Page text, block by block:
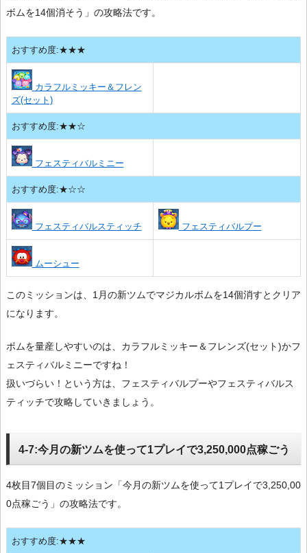
ボムを14個消そう」の攻略法です。
おすすめ度:★★★
カラフルミッキー＆フレン
ズ(セット)
おすすめ度:★★☆
フェスティバルミニー
おすすめ度:★☆☆
フェスティバルスティッチ フェスティバルプー
ムーシュー
このミッションは、1月の新ツムでマジカルボムを14個消すとクリア
になります。
ボムを量産しやすいのは、カラフルミッキー＆フレンズ(セット)かフ
ェスティバルミニーですね！
扱いづらい！という方は、フェスティバルプーやフェスティバルス
ティッチで攻略していきましょう。
4-7:今月の新ツムを使って1プレイで3,250,000点稼ごう
4枚目7個目のミッション「今月の新ツムを使って1プレイで3,250,00
0点稼ごう」の攻略法です。
おすすめ度:★★★